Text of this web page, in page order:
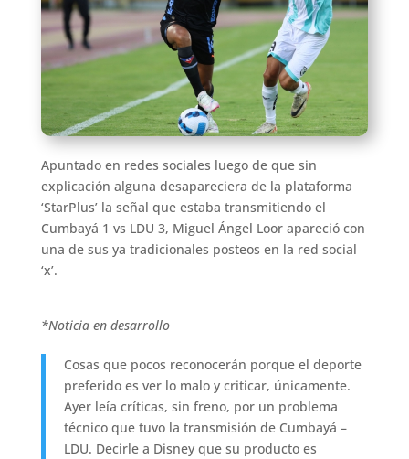
Apuntado en redes sociales luego de que sin
explicación alguna desapareciera de la plataforma
‘StarPlus’ la señal que estaba transmitiendo el
Cumbayá 1 vs LDU 3, Miguel Ángel Loor apareció con
una de sus ya tradicionales posteos en la red social
‘x’.
*Noticia en desarrollo
Cosas que pocos reconocerán porque el deporte
preferido es ver lo malo y criticar, únicamente.
Ayer leía críticas, sin freno, por un problema
técnico que tuvo la transmisión de Cumbayá –
LDU. Decirle a Disney que su producto es